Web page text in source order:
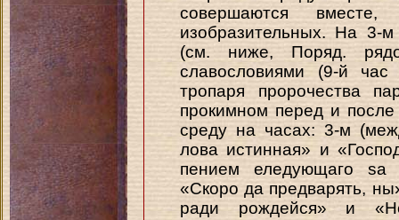
совершаются
изобразительных. На
(см. ниже, Поряд.
славословиями (9-й
тропаря пророчества
прокимном перед и
среду на часах: 3-м
лова истинная» и
пением еледующаго sa
«Скоро да предварять,
ради рождейся» и